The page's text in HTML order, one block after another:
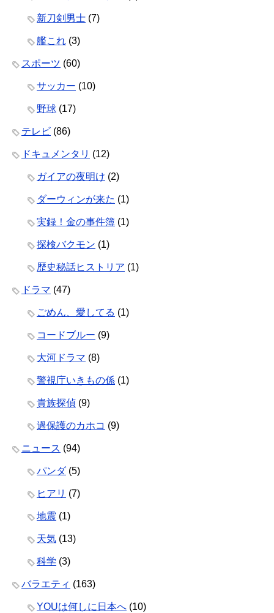
新刀剣男士 (7)
艦これ (3)
スポーツ (60)
サッカー (10)
野球 (17)
テレビ (86)
ドキュメンタリ (12)
ガイアの夜明け (2)
ダーウィンが来た (1)
実録！金の事件簿 (1)
探検バクモン (1)
歴史秘話ヒストリア (1)
ドラマ (47)
ごめん、愛してる (1)
コードブルー (9)
大河ドラマ (8)
警視庁いきもの係 (1)
貴族探偵 (9)
過保護のカホコ (9)
ニュース (94)
パンダ(5)
ヒアリ (7)
地震 (1)
天気 (13)
科学 (3)
バラエティ (163)
YOUは何しに日本へ (10)